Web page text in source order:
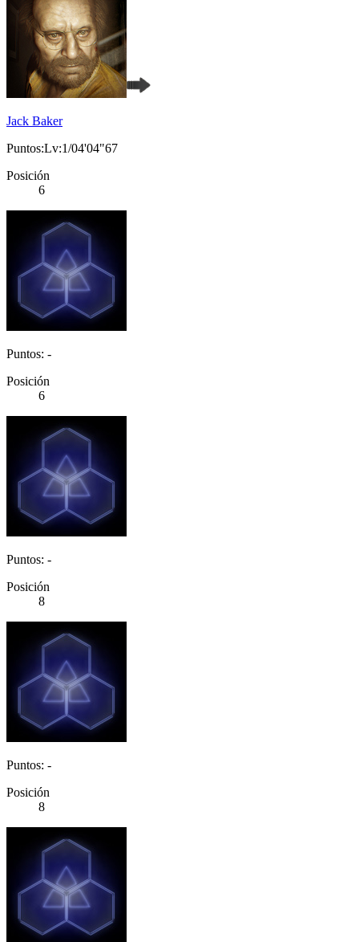
Jack Baker
Puntos:Lv:1/04'04"67
Posición
6
Puntos: -
Posición
6
Puntos: -
Posición
8
Puntos: -
Posición
8